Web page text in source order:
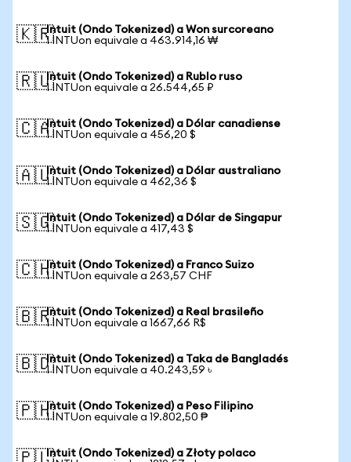
🇰🇷Intuit (Ondo Tokenized) a Won surcoreano
1 INTUon equivale a 463.914,16 ₩
🇷🇺Intuit (Ondo Tokenized) a Rublo ruso
1 INTUon equivale a 26.544,65 ₽
🇨🇦Intuit (Ondo Tokenized) a Dólar canadiense
1 INTUon equivale a 456,20 $
🇦🇺Intuit (Ondo Tokenized) a Dólar australiano
1 INTUon equivale a 462,36 $
🇸🇬Intuit (Ondo Tokenized) a Dólar de Singapur
1 INTUon equivale a 417,43 $
🇨🇭Intuit (Ondo Tokenized) a Franco Suizo
1 INTUon equivale a 263,57 CHF
🇧🇷Intuit (Ondo Tokenized) a Real brasileño
1 INTUon equivale a 1667,66 R$
🇧🇩Intuit (Ondo Tokenized) a Taka de Bangladés
1 INTUon equivale a 40.243,59 ৳
🇵🇭Intuit (Ondo Tokenized) a Peso Filipino
1 INTUon equivale a 19.802,50 ₱
Intuit (Ondo Tokenized) a Złoty polaco